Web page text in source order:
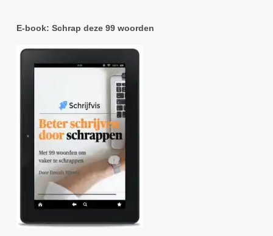
E-book: Schrap deze 99 woorden